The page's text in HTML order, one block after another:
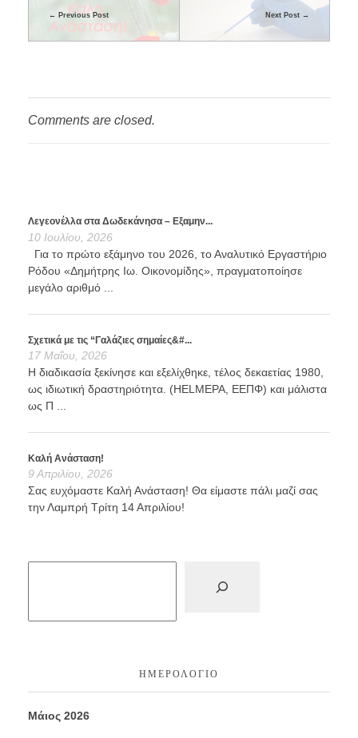
Previous Post Next Post
Comments are closed.
Λεγεονέλλα στα Δωδεκάνησα – Εξαμην...
10 Ιουλίου, 2026
Για το πρώτο εξάμηνο του 2026, το Αναλυτικό Εργαστήριο
Ρόδου «Δημήτρης Ιω. Οικονομίδης», πραγματοποίησε
μεγάλο αριθμό ...
Σχετικά με τις “Γαλάζιες σημαίες&#...
17 Μαΐου, 2026
Η διαδικασία ξεκίνησε και εξελίχθηκε, τέλος δεκαετίας 1980,
ως ιδιωτική δραστηριότητα. (HELMEPA, ΕΕΠΦ) και μάλιστα
ως Π ...
Καλή Ανάσταση!
9 Απριλίου, 2026
Σας ευχόμαστε Καλή Ανάσταση! Θα είμαστε πάλι μαζί σας
την Λαμπρή Τρίτη 14 Απριλίου!
ΗΜΕΡΟΛΌΓΙΟ
Μάιος 2026